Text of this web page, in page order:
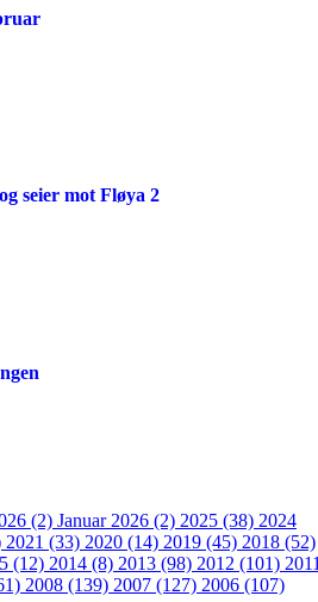
seier mot Fløya 2
(2) Januar 2026 (2) 2025 (38) 2024
2021 (33) 2020 (14) 2019 (45) 2018 (52)
(12) 2014 (8) 2013 (98) 2012 (101)
2008 (139) 2007 (127) 2006 (107)